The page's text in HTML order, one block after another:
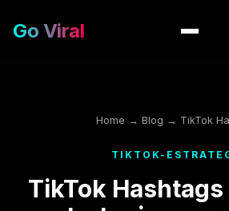
Go Viral
Home → Blog → TikTok
TIKTOK-
TikTok